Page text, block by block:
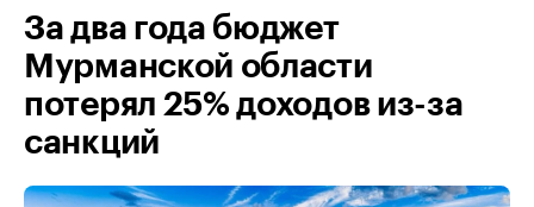
За два года бюджет
Мурманской области
потерял 25% доходов из-за
санкций